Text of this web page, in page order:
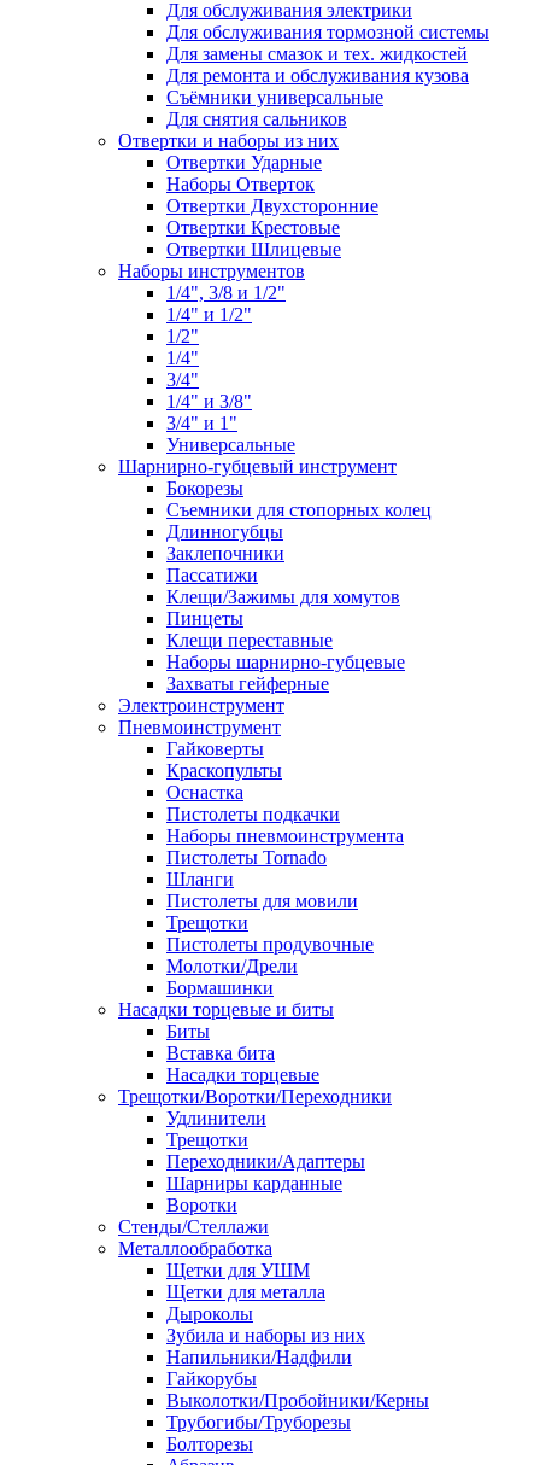
Для обслуживания электрики
Для обслуживания тормозной системы
Для замены смазок и тех. жидкостей
Для ремонта и обслуживания кузова
Съёмники универсальные
Для снятия сальников
Отвертки и наборы из них
Отвертки Ударные
Наборы Отверток
Отвертки Двухсторонние
Отвертки Крестовые
Отвертки Шлицевые
Наборы инструментов
1/4", 3/8 и 1/2"
1/4" и 1/2"
1/2"
1/4"
3/4"
1/4" и 3/8"
3/4" и 1"
Универсальные
Шарнирно-губцевый инструмент
Бокорезы
Съемники для стопорных колец
Длинногубцы
Заклепочники
Пассатижи
Клещи/Зажимы для хомутов
Пинцеты
Клещи переставные
Наборы шарнирно-губцевые
Захваты гейферные
Электроинструмент
Пневмоинструмент
Гайковерты
Краскопульты
Оснастка
Пистолеты подкачки
Наборы пневмоинструмента
Пистолеты Tornado
Шланги
Пистолеты для мовили
Трещотки
Пистолеты продувочные
Молотки/Дрели
Бормашинки
Насадки торцевые и биты
Биты
Вставка бита
Насадки торцевые
Трещотки/Воротки/Переходники
Удлинители
Трещотки
Переходники/Адаптеры
Шарниры карданные
Воротки
Стенды/Стеллажи
Металлообработка
Щетки для УШМ
Щетки для металла
Дыроколы
Зубила и наборы из них
Напильники/Надфили
Гайкорубы
Выколотки/Пробойники/Керны
Трубогибы/Труборезы
Болторезы